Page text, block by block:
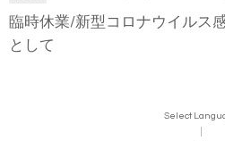
臨時休業/新型コロナウイルス
として
Select